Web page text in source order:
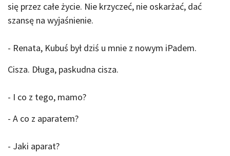
się przez całe życie. Nie krzyczeć, nie oskarżać, dać
szansę na wyjaśnienie.
- Renata, Kubuś był dziś u mnie z nowym iPadem.
Cisza. Długa, paskudna cisza.
- I co z tego, mamo?
- A co z aparatem?
- Jaki aparat?